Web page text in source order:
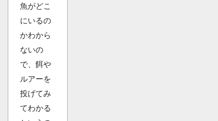
魚がどこ
にいるの
かわから
ないの
で、餌や
ルアーを
投げてみ
てわかる